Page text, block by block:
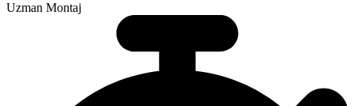
Uzman Montaj